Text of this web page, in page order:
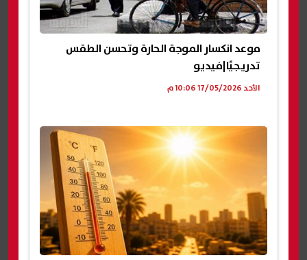
موعد انكسار الموجة الحارة وتحسن الطقس
تدريجيًا|فيديو
الأحد 17/05/2026 10:06 م